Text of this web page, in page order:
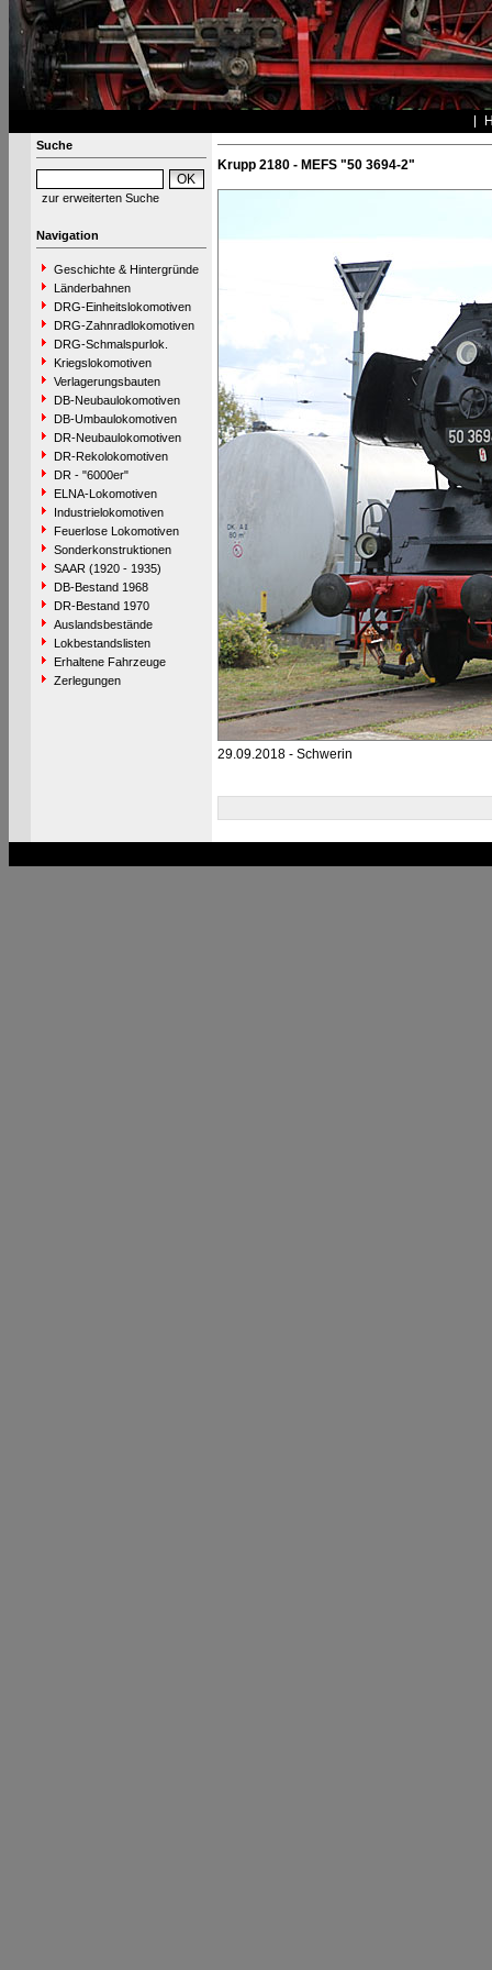
Suche
zur erweiterten Suche
Navigation
Geschichte & Hintergründe
Länderbahnen
DRG-Einheitslokomotiven
DRG-Zahnradlokomotiven
DRG-Schmalspurlok.
Kriegslokomotiven
Verlagerungsbauten
DB-Neubaulokomotiven
DB-Umbaulokomotiven
DR-Neubaulokomotiven
DR-Rekolokomotiven
DR - "6000er"
ELNA-Lokomotiven
Industrielokomotiven
Feuerlose Lokomotiven
Sonderkonstruktionen
SAAR (1920 - 1935)
DB-Bestand 1968
DR-Bestand 1970
Auslandsbestände
Lokbestandslisten
Erhaltene Fahrzeuge
Zerlegungen
Krupp 2180 - MEFS "50 3694-2"
29.09.2018 - Schwerin